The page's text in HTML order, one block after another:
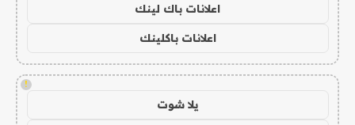
اعلانات باك لينك
اعلانات باكلينك
!
يلا شوت